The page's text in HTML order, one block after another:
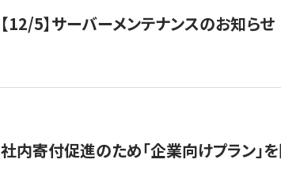
【12/5】サーバーメンテナンスのお知らせ
社内寄付促進のため「企業向けプラン」